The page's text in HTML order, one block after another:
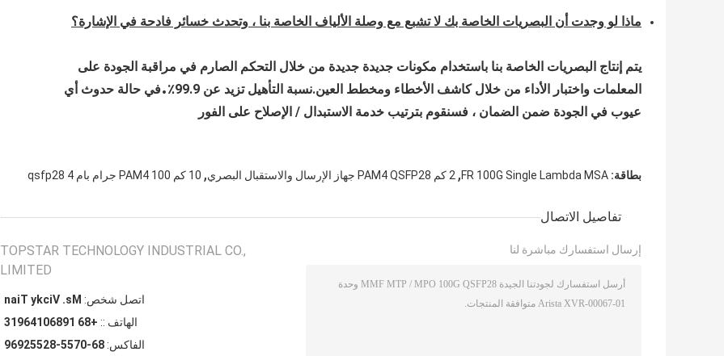
ماذا لو وجدت أن البصريات الخاصة بك لا تشبع مع وصلة الألياف الخاصة بنا ، وتحدث خسائر فادحة في الإشارة؟
يتم إنتاج البصريات الخاصة بنا باستخدام مكونات جديدة جديدة من خلال التحكم الصارم في مراقبة الجودة على
المعلمات واختبار الأداء من خلال كاشف الأخطاء ومخطط العين.نسبة التأهيل تزيد عن 99.9٪
.في حالة حدوث أي
عيوب في الجودة ضمن الضمان ، فسنقوم بترتيب خدمة الاستبدال / الإصلاح على الفور
بطاقة: FR 100G Single Lambda MSA
, 2 كم PAM4 QSFP28 جهاز الإرسال والاستقبال البصري , 10 كم PAM4 100 جرام بام 4 qsfp28
تفاصيل الاتصال
TOPSTAR TECHNOLOGY INDUSTRIAL CO.,
LIMITED
اتصل شخص: Ms. Vicky Tian
الهاتف :: +86 19860146913
الفاكس: 86-0755-82552969
إرسال استفسارك مباشرة لنا